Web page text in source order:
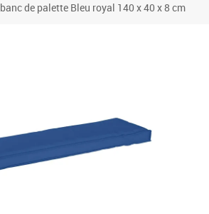
de palette Bleu royal 140 x 40 x 8 cm